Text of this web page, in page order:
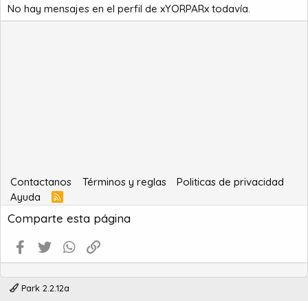
No hay mensajes en el perfil de xYORPARx todavía.
Contactanos Términos y reglas
Politicas de privacidad
Ayuda
R
S
S
Comparte esta página
Facebook
Twitter WhatsApp
Park 2.2.12a